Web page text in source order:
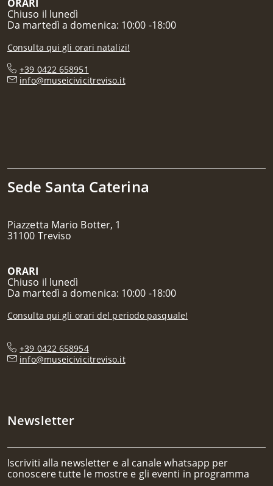
ORARI
Chiuso il lunedì
Da martedì a domenica: 10:00 -18:00
Consulta qui gli orari natalizi!
+39 0422 658951
info@museicivicitreviso.it
Sede Santa Caterina
Piazzetta Mario Botter, 1
31100 Treviso
ORARI
Chiuso il lunedì
Da martedì a domenica: 10:00 -18:00
Consulta qui gli orari del periodo pasquale!
+39 0422 658954
info@museicivicitreviso.it
Newsletter
Iscriviti alla newsletter e al canale whatsapp per
conoscere tutte le mostre e gli eventi in programma